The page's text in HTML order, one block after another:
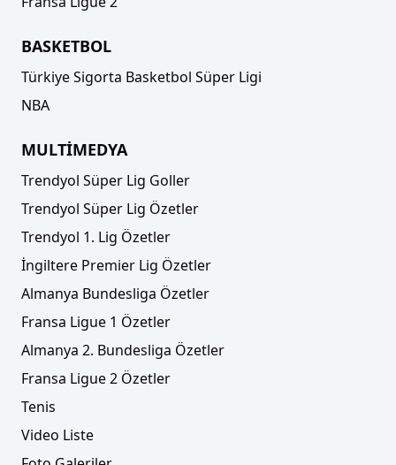
BASKETBOL
Türkiye Sigorta Basketbol Süper Ligi
NBA
MULTİMEDYA
Trendyol Süper Lig Goller
Trendyol Süper Lig Özetler
Trendyol 1. Lig Özetler
İngiltere Premier Lig Özetler
Almanya Bundesliga Özetler
Fransa Ligue 1 Özetler
Almanya 2. Bundesliga Özetler
Fransa Ligue 2 Özetler
Tenis
Video Liste